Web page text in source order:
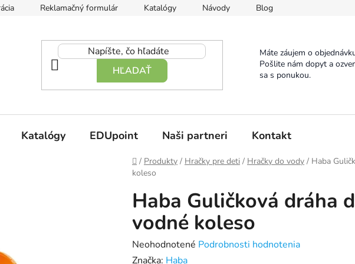
Reklamačný formulár Katalógy Návody Blog
HĽADAŤ
Máte záujem o
Pošlite nám dopyt a
sa s ponukou.
Katalógy EDUpoint Naši partneri Kontakt
Domov
/ Produkty / Hračky pre deti / Hračky do vody / Haba
koleso
Haba Guličková dráha
vodné koleso
Priemerné
hodnotenie
Neohodnotené Podrobnosti hodnotenia
Značka: Haba